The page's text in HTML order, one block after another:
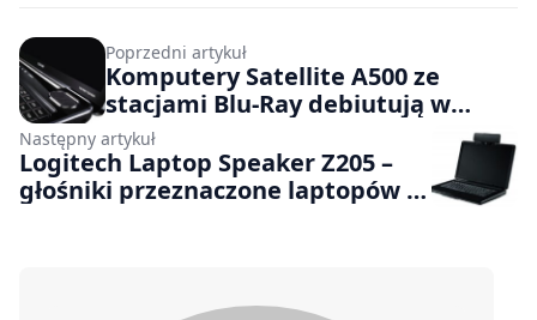
Poprzedni artykuł
Komputery Satellite A500 ze
stacjami Blu-Ray debiutują w
Polsce
Następny artykuł
Logitech Laptop Speaker Z205 –
głośniki przeznaczone laptopów i